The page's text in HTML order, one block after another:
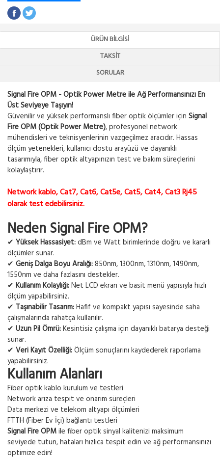
ÜRÜN BILGISI
TAKSIT
SORULAR
Signal Fire OPM - Optik Power Metre ile Ağ Performansınızı En
Üst Seviyeye Taşıyın!
Güvenilir ve yüksek performanslı fiber optik ölçümler için Signal
Fire OPM (Optik Power Metre), profesyonel network
mühendisleri ve teknisyenlerinin vazgeçilmez aracıdır. Hassas
ölçüm yetenekleri, kullanıcı dostu arayüzü ve dayanıklı
tasarımıyla, fiber optik altyapınızın test ve bakım süreçlerini
kolaylaştırır.
Network kablo, Cat7, Cat6, Cat5e, Cat5, Cat4, Cat3 Rj45
olarak test edebilirsiniz.
Neden Signal Fire OPM?
✔ Yüksek Hassasiyet:dBm ve Watt birimlerinde doğru ve kararlı
ölçümler sunar.
✔ Geniş Dalga Boyu Aralığı:850nm, 1300nm, 1310nm, 1490nm,
1550nm ve daha fazlasını destekler.
✔ Kullanım Kolaylığı:Net LCD ekran ve basit menü yapısıyla hızlı
ölçüm yapabilirsiniz.
✔ Taşınabilir Tasarım:Hafif ve kompakt yapısı sayesinde saha
çalışmalarında rahatça kullanılır.
✔ Uzun Pil Ömrü:Kesintisiz çalışma için dayanıklı batarya desteği
sunar.
✔ Veri Kayıt Özelliği:Ölçüm sonuçlarını kaydederek raporlama
yapabilirsiniz.
Kullanım Alanları
Fiber optik kablo kurulum ve testleri
Network arıza tespit ve onarım süreçleri
Data merkezi ve telekom altyapı ölçümleri
FTTH (Fiber Ev İçi) bağlantı testleri
Signal Fire OPMile fiber optik sinyal kalitenizi maksimum
seviyede tutun, hataları hızlıca tespit edin ve ağ performansınızı
optimize edin!